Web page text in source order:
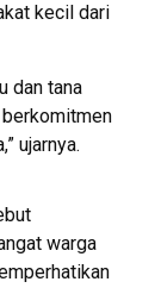
kecil dari
dan tana
ujarnya.
warga